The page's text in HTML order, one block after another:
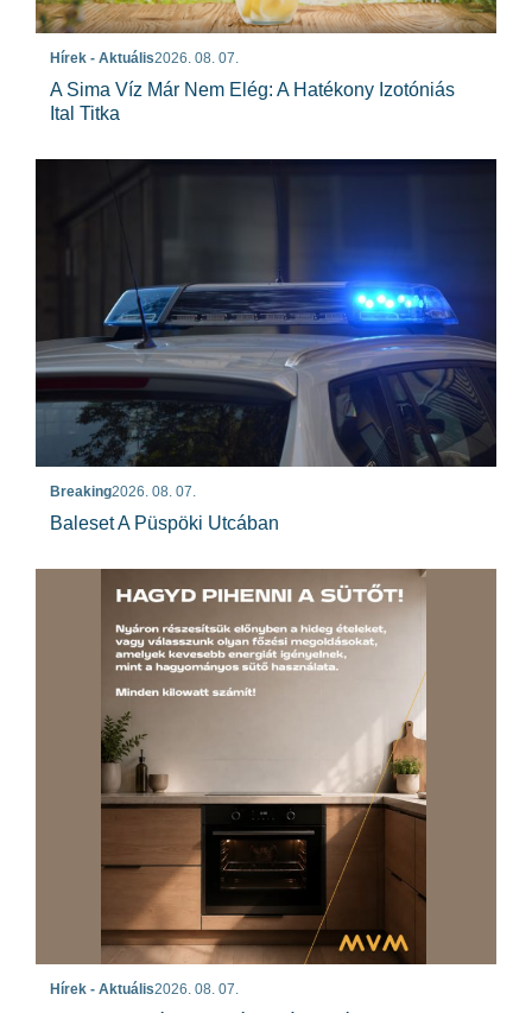
Hírek - Aktuális2026. 08. 07.
A Sima Víz Már Nem Elég: A Hatékony Izotóniás
Ital Titka
Breaking2026. 08. 07.
Baleset A Püspöki Utcában
Hírek - Aktuális2026. 08. 07.